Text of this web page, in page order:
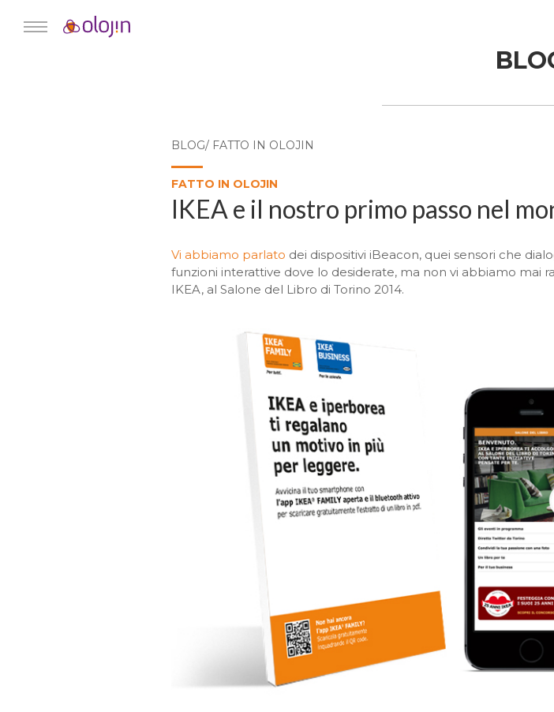
BLOG/ FATTO IN OLOJIN
FATTO IN OLOJIN
IKEA e il nostro primo passo nel
Vi abbiamo parlato dei dispositivi iBeacon, quei sensori che
funzioni interattive dove lo desiderate, ma non vi abbiamo mai
IKEA, al Salone del Libro di Torino 2014.